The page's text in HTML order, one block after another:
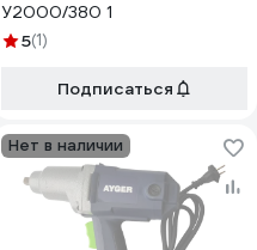
У2000/380 1
5(1)
Подписаться
Нет в наличии